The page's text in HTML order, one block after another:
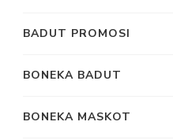
BADUT PROMOSI
BONEKA BADUT
BONEKA MASKOT